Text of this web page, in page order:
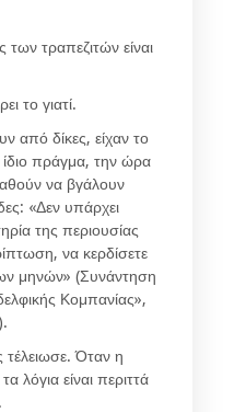
τραπεζιτών είναι
το γιατί.
από δίκες, είχαν το
πράγμα, την ώρα
να βγάλουν
«Δεν υπάρχει
της περιουσίας
να κερδίσετε
μηνών» (Συνάντηση
Κομπανίας»,
Όταν η
λόγια είναι περιττά